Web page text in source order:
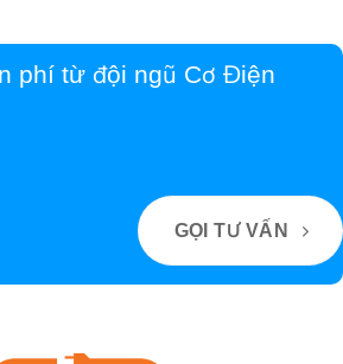
phí từ đội ngũ Cơ Điện
GỌI TƯ VẤN